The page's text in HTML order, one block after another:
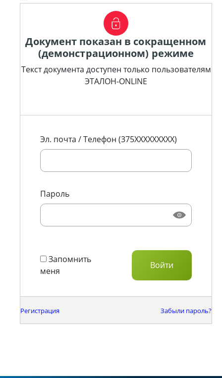
Документ показан в сокращенном
(демонстрационном) режиме
Текст документа доступен только пользователям
ЭТАЛОН-ONLINE
Эл. почта / Телефон (375XXXXXXXXX)
Пароль
Запомнить
меня
Регистрация Забыли пароль?